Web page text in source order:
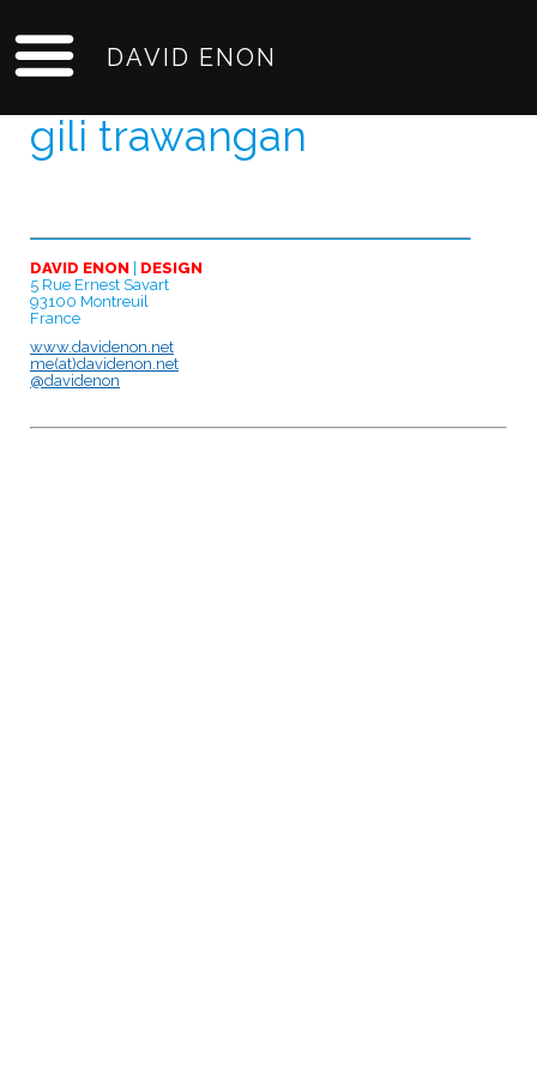
gili trawangan
DAVID ENON
DESIGN
5 Rue Ernest Savart
93100 Montreuil
France
www.davidenon.net
me(at)davidenon.net
@davidenon
DAVID ENON